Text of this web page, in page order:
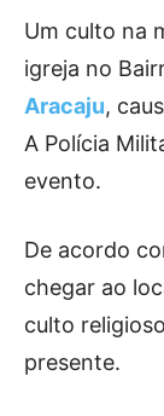
Um culto na
igreja no
Aracaju,
A Polícia
evento.
De acordo
chegar ao
culto
presente.